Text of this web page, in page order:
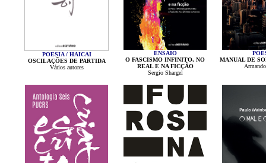
POESIA / HAICAI
OSCILAÇÕES DE PARTIDA
Vários autores
ENSAIO
O FASCISMO INFINITO, NO
REAL E NA FICÇÃO
Sergio Shargel
MANUAL DE